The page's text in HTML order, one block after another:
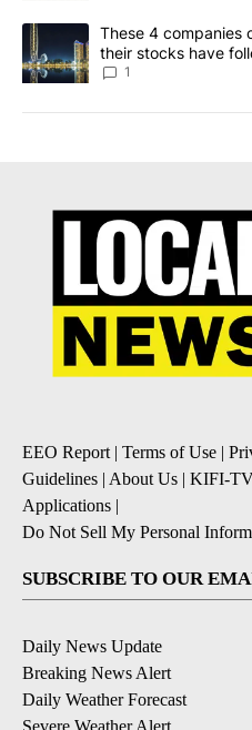
A trending article titled
These 4 companies
their stocks have
1
EEO Report| Terms of Use |
Guidelines | About Us | KIFI-
Applications |
Do Not Sell My Personal
SUBSCRIBE TO OUR
Daily News Update
Breaking News Alert
Daily Weather Forecast